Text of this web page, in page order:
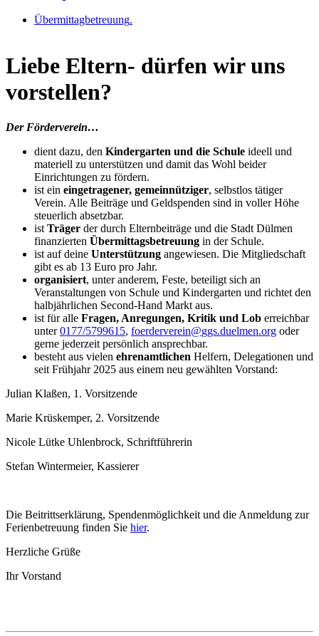
Übermittagbetreuung.
Liebe Eltern- dürfen wir uns
vorstellen?
Der Förderverein…
dient dazu, den Kindergarten und die Schule ideell und
materiell zu unterstützen und damit das Wohl beider
Einrichtungen zu fördern.
ist ein eingetragener, gemeinnütziger, selbstlos tätiger
Verein. Alle Beiträge und Geldspenden sind in voller Höhe
steuerlich absetzbar.
ist Träger der durch Elternbeiträge und die Stadt Dülmen
finanzierten Übermittagsbetreuung in der Schule.
ist auf deine Unterstützung angewiesen. Die Mitgliedschaft
gibt es ab 13 Euro pro Jahr.
organisiert, unter anderem, Feste, beteiligt sich an
Veranstaltungen von Schule und Kindergarten und richtet den
halbjährlichen Second-Hand Markt aus.
ist für alle Fragen, Anregungen, Kritik und Lob erreichbar
unter0177/5799615, foerderverein@ggs.duelmen.org oder
gerne jederzeit persönlich ansprechbar.
besteht aus vielen ehrenamtlichen Helfern, Delegationen und
seit Frühjahr 2025 aus einem neu gewählten Vorstand:
Julian Klaßen, 1. Vorsitzende
Marie Krüskemper, 2. Vorsitzende
Nicole Lütke Uhlenbrock, Schriftführerin
Stefan Wintermeier, Kassierer
Die Beitrittserklärung, Spendenmöglichkeit und die Anmeldung zur
Ferienbetreuung finden Sie hier.
Herzliche Grüße
Ihr Vorstand